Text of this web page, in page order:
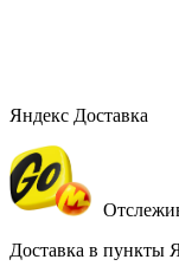
Яндекс Доставка
Доставка в пункты